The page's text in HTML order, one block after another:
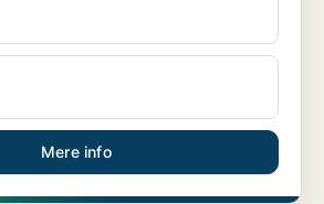
Mere info